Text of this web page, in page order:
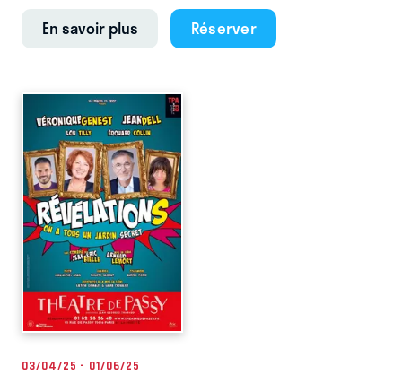
En savoir plus Réserver
03/04/25 - 01/06/25